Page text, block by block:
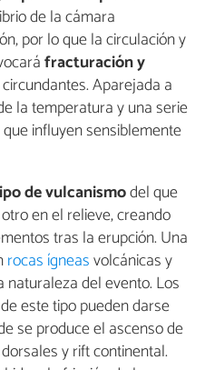
de la cámara
por lo que la circulación y
fracturación y
Aparejada a
la temperatura y una serie
influyen sensiblemente
de vulcanismodel que
en el relieve, creando
tras la erupción. Una
rocas ígneasvolcánicas y
del evento. Los
este tipo pueden darse
se produce el ascenso de
y rift continental.